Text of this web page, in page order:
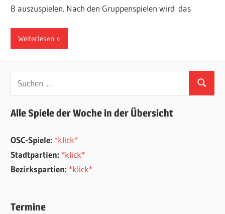
B auszuspielen. Nach den Gruppenspielen wird das
Weiterlesen
Suchen
Alle Spiele der Woche in der Übersicht
OSC-Spiele: *klick*
Stadtpartien: *klick*
Bezirkspartien: *klick*
Termine